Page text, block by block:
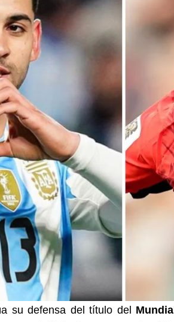
su defensa del título del Mundial